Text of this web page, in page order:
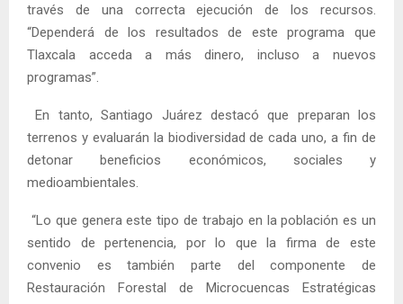
través de una correcta ejecución de los recursos.
“Dependerá de los resultados de este programa que
Tlaxcala acceda a más dinero, incluso a nuevos
programas”.
En tanto, Santiago Juárez destacó que preparan los
terrenos y evaluarán la biodiversidad de cada uno, a fin de
detonar beneficios económicos, sociales y
medioambientales.
“Lo que genera este tipo de trabajo en la población es un
sentido de pertenencia, por lo que la firma de este
convenio es también parte del componente de
Restauración Forestal de Microcuencas Estratégicas